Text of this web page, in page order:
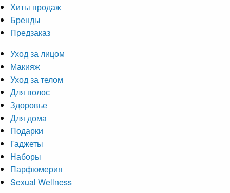
Хиты продаж
Бренды
Предзаказ
Уход за лицом
Макияж
Уход за телом
Для волос
Здоровье
Для дома
Подарки
Гаджеты
Наборы
Парфюмерия
Sexual Wellness